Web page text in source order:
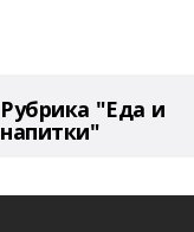
Рубрика "Еда и
напитки"